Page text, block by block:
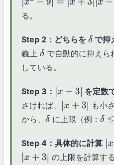
x2 −9 |= x+ ||x−3|
る。
Step 2：どちらをδで抑
義上δで自動的に抑えら
している。
Step 3： |x+3 | を定数
さければ、
x+3
も小
から、δに上限（例： δ ≤1
Step 4：具体的に計算 x
x+3 の上限を計算する